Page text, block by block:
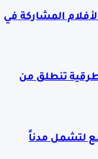
المشاركة في
تنطلق من
لتشمل مدناً